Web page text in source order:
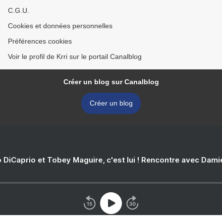
C.G.U.
Cookies et données personnelles
Préférences cookies
Voir le profil de Krri sur le portail Canalblog
Créer un blog sur Canalblog
Créer un blog
DiCaprio et Tobey Maguire, c'est lui ! Rencontre avec